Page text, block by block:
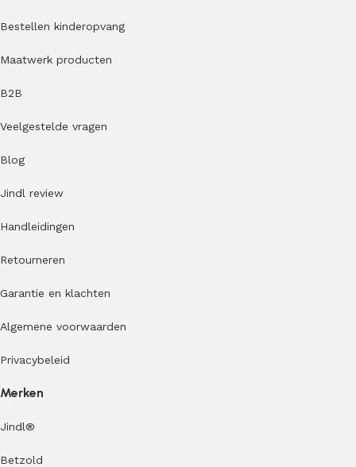
Bestellen kinderopvang
Maatwerk producten
B2B
Veelgestelde vragen
Blog
Jindl review
Handleidingen
Retourneren
Garantie en klachten
Algemene voorwaarden
Privacybeleid
Merken
Jindl®
Betzold